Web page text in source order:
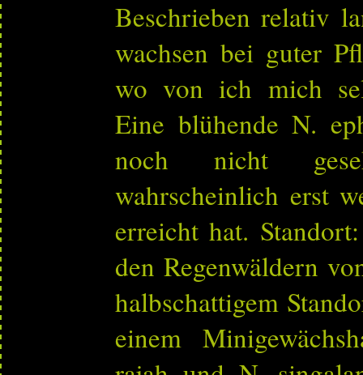
Beschrieben relativ
wachsen bei guter
wo von ich mich
Eine blühende N.
noch nicht
wahrscheinlich erst
erreicht hat.
den Regenwäldern
halbschattigem
einem